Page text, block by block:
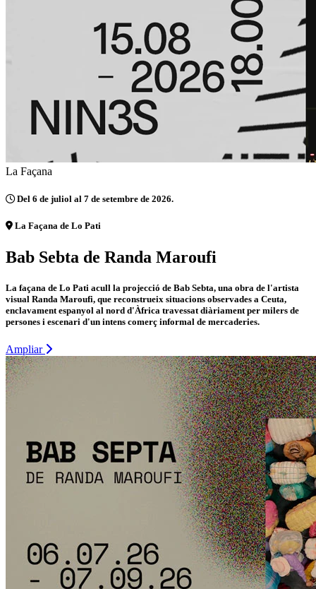
La Façana
Del 6 de juliol al 7 de setembre de 2026.
La Façana de Lo Pati
Bab Sebta de Randa Maroufi
La façana de Lo Pati acull la projecció de Bab Sebta, una obra de l'artista
visual Randa Maroufi, que reconstrueix situacions observades a Ceuta,
enclavament espanyol al nord d'Àfrica travessat diàriament per milers de
persones i escenari d'un intens comerç informal de mercaderies.
Ampliar